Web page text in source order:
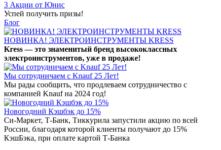
3 Акции от Юнис
Успей получить призы!
Блог
НОВИНКА! ЭЛЕКТРОИНСТРУМЕНТЫ KRESS
Kress — это знаменитый бренд высококлассных
электроинструментов, уже в продаже!
Мы сотрудничаем с Knauf 25 Лет!
Мы рады сообщить, что продлеваем сотрудничество с
компанией Knauf на 2024 год!
Новогодний Кэшбэк до 15%
Си-Маркет, Т-Банк, Тиккурила запустили акцию по всей
России, благодаря которой клиенты получают до 15%
КэшБэка, при оплате картой Т-Банка